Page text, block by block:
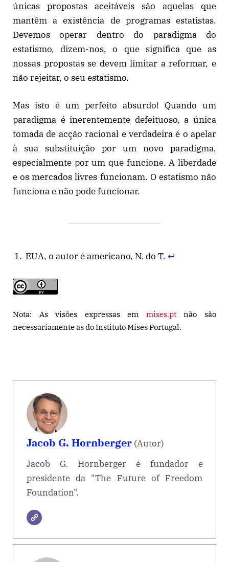
únicas propostas aceitáveis são aquelas que
mantêm a existência de programas estatistas.
Devemos operar dentro do paradigma do
estatismo, dizem-nos, o que significa que as
nossas propostas se devem limitar a reformar, e
não rejeitar, o seu estatismo.
Mas isto é um perfeito absurdo! Quando um
paradigma é inerentemente defeituoso, a única
tomada de acção racional e verdadeira é o apelar
à sua substituição por um novo paradigma,
especialmente por um que funcione. A liberdade
e os mercados livres funcionam. O estatismo não
funciona e não pode funcionar.
EUA, o autor é americano, N. do T. ↩︎
Nota: As visões expressas em mises.ptnão são
necessariamente as do Instituto Mises Portugal.
Jacob G. Hornberger(Autor)
Jacob G. Hornberger é fundador e
presidente da "The Future of Freedom
Foundation".